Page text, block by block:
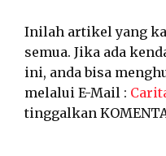
Inilah artikel yang
semua. Jika ada
ini, anda bisa
melalui E-Mail :
tinggalkan